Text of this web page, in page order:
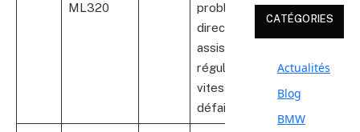
ML320
problèmes
direction
assistée,
régulateur de
vitesse
défaillant
CATÉGORIES
Actualités
Blog
BMW